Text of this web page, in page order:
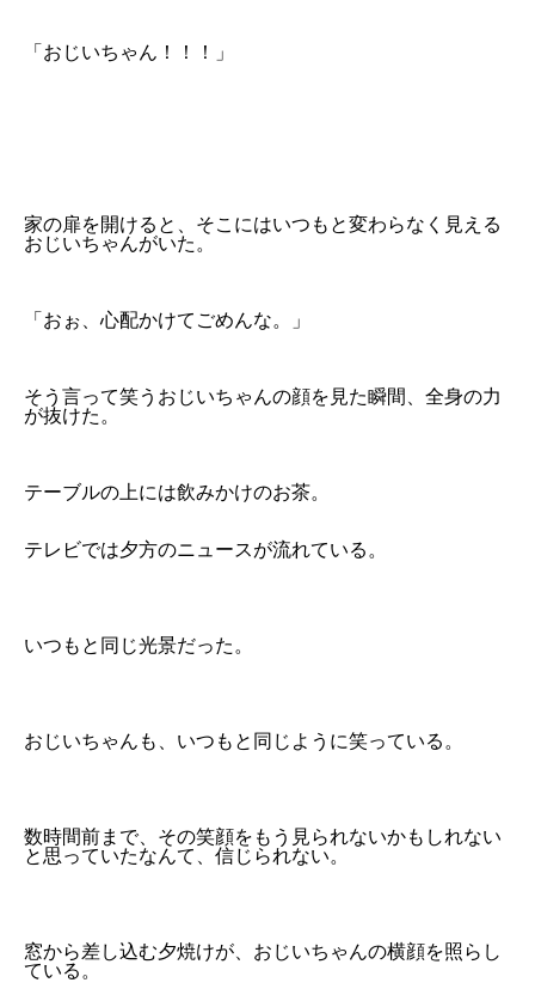
「おじいちゃん！！！」
家の扉を開けると、そこにはいつもと変わらなく見える
おじいちゃんがいた。
「おぉ、心配かけてごめんな。」
そう言って笑うおじいちゃんの顔を見た瞬間、全身の力
が抜けた。
テーブルの上には飲みかけのお茶。
テレビでは夕方のニュースが流れている。
いつもと同じ光景だった。
おじいちゃんも、いつもと同じように笑っている。
数時間前まで、その笑顔をもう見られないかもしれない
と思っていたなんて、信じられない。
窓から差し込む夕焼けが、おじいちゃんの横顔を照らし
ている。